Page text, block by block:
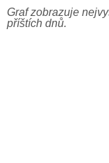
Graf zobrazuje
příštích dnů.